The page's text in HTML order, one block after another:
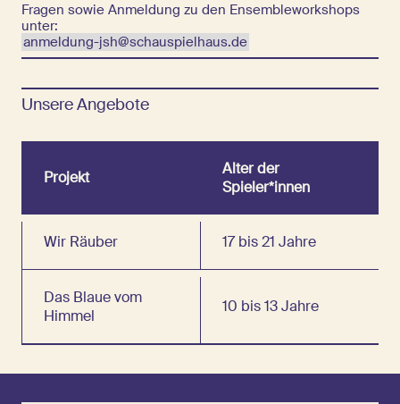
Fragen sowie Anmeldung zu den Ensembleworkshops
unter:
anmeldung-jsh@schauspielhaus.de
Unsere Angebote
Projekt
Alter der
Spieler*innen
Wir Räuber 17 bis 21 Jahre
Das Blaue vom
Himmel
10 bis 13 Jahre